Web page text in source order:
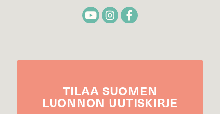
TILAA SUOMEN
LUONNON UUTIS­KIRJE